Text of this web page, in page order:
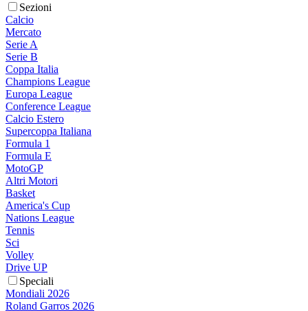
Sezioni
Calcio
Mercato
Serie A
Serie B
Coppa Italia
Champions League
Europa League
Conference League
Calcio Estero
Supercoppa Italiana
Formula 1
Formula E
MotoGP
Altri Motori
Basket
America's Cup
Nations League
Tennis
Sci
Volley
Drive UP
Speciali
Mondiali 2026
Roland Garros 2026